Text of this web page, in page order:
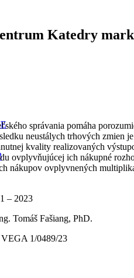
Katedry
správania pomáha
neustálych trhových zmien
kvality realizovaných
ovplyvňujúcej ich nákupné
nákupov ovplyvnených
– 2023
Tomáš Fašiang, PhD.
VEGA 1/0489/23